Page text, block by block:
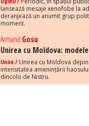
lansează mesaje xenofobe la
deranjează un anumit grup
moment.
Armand Gosu
Unirea cu Moldova:
Unire / Unirea cu Moldova
intensitatea amenințării
dincolo de Nistru.